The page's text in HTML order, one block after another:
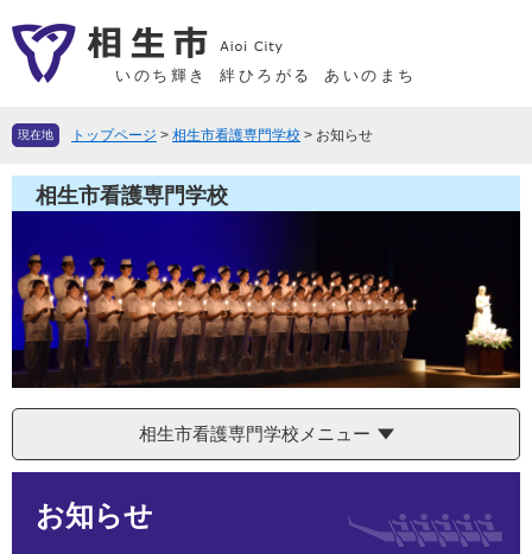
ー
先
す
ニ
を
し
文
いのち輝き 絆ひろがる あいのまち
現在地 トップページ > 相生市看護専門学校 > お知らせ
相生市看護専門学校
相生市看護専門学校メニュー
お知らせ